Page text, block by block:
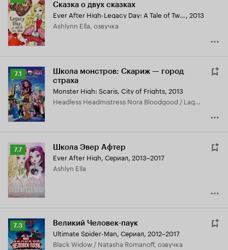
Кинопоиска
7.1
Сказка о двух сказках
Ever After High-Legacy Day: A Tale of Two Tales, 2013
Ashlynn Ella, озвучка
Рейтинг
Кинопоиска
7.1
7.1
Школа монстров: Скариж — город
страха
Monster High: Scaris, City of Frights, 2013
Headless Headmistress Nora Bloodgood / Lagoona Blue / Skelita Calaveras, озвучка
Рейтинг
Кинопоиска
7.7
7.7 Школа Эвер Афтер
Ever After High, Сериал, 2013–2017
Ashlyn Ella
Рейтинг
Кинопоиска
7.3
7.3 Великий Человек-паук
Ultimate Spider-Man, Сериал, 2012–2017
Black Widow / Natasha Romanoff, озвучка